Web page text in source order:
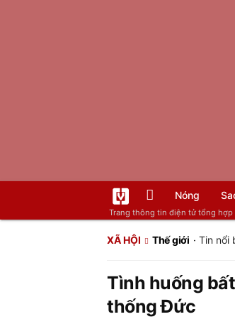
Trang thông tin điện tử tổng hợp
Nóng
XÃ HỘI Thế giới · Tin nổi
Tình huống
thống Đức